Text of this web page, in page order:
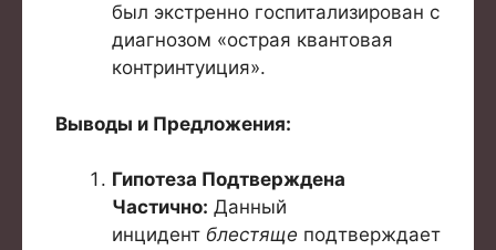
был экстренно госпитализирован с
диагнозом «острая квантовая
контринтуиция».
Выводы и Предложения:
Гипотеза Подтверждена
Частично: Данный
инцидент блестяще подтверждает